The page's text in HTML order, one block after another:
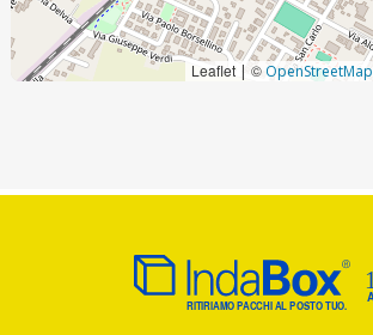
Leaflet | © OpenStreetMap